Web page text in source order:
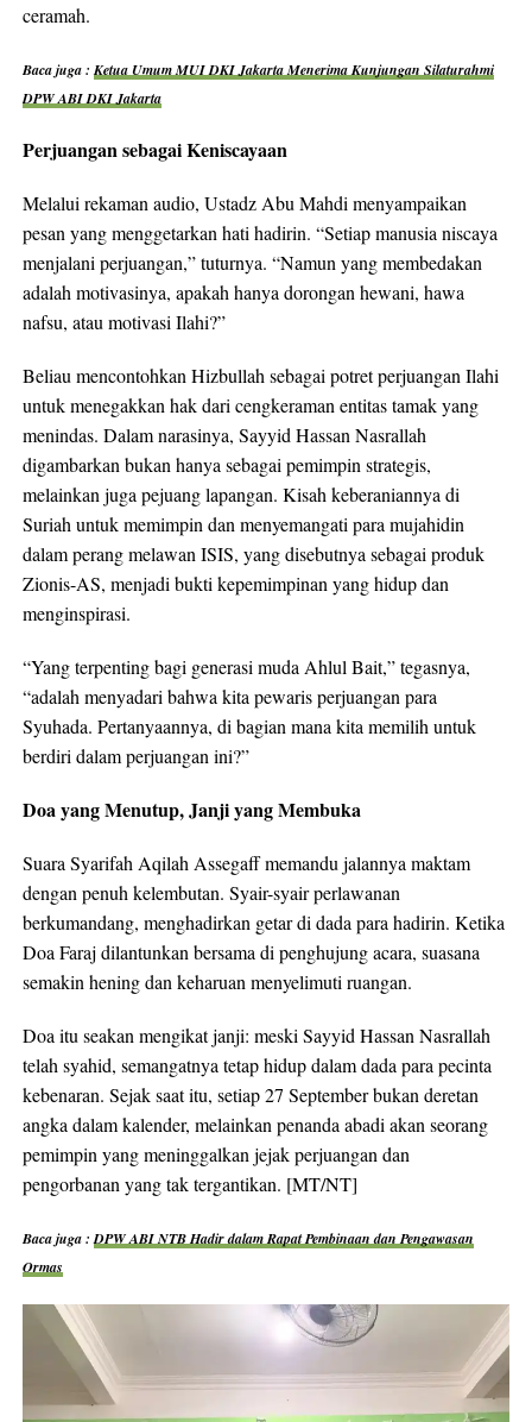
ceramah.
Baca juga : Ketua Umum MUI DKI Jakarta Menerima Kunjungan Silaturahmi
DPW ABI DKI Jakarta
Perjuangan sebagai Keniscayaan
Melalui rekaman audio, Ustadz Abu Mahdi menyampaikan
pesan yang menggetarkan hati hadirin. “Setiap manusia niscaya
menjalani perjuangan,” tuturnya. “Namun yang membedakan
adalah motivasinya, apakah hanya dorongan hewani, hawa
nafsu, atau motivasi Ilahi?”
Beliau mencontohkan Hizbullah sebagai potret perjuangan Ilahi
untuk menegakkan hak dari cengkeraman entitas tamak yang
menindas. Dalam narasinya, Sayyid Hassan Nasrallah
digambarkan bukan hanya sebagai pemimpin strategis,
melainkan juga pejuang lapangan. Kisah keberaniannya di
Suriah untuk memimpin dan menyemangati para mujahidin
dalam perang melawan ISIS, yang disebutnya sebagai produk
Zionis-AS, menjadi bukti kepemimpinan yang hidup dan
menginspirasi.
“Yang terpenting bagi generasi muda Ahlul Bait,” tegasnya,
“adalah menyadari bahwa kita pewaris perjuangan para
Syuhada. Pertanyaannya, di bagian mana kita memilih untuk
berdiri dalam perjuangan ini?”
Doa yang Menutup, Janji yang Membuka
Suara Syarifah Aqilah Assegaff memandu jalannya maktam
dengan penuh kelembutan. Syair-syair perlawanan
berkumandang, menghadirkan getar di dada para hadirin. Ketika
Doa Faraj dilantunkan bersama di penghujung acara, suasana
semakin hening dan keharuan menyelimuti ruangan.
Doa itu seakan mengikat janji: meski Sayyid Hassan Nasrallah
telah syahid, semangatnya tetap hidup dalam dada para pecinta
kebenaran. Sejak saat itu, setiap 27 September bukan deretan
angka dalam kalender, melainkan penanda abadi akan seorang
pemimpin yang meninggalkan jejak perjuangan dan
pengorbanan yang tak tergantikan. [MT/NT]
Baca juga :DPW ABI NTB Hadir dalam Rapat Pembinaan dan Pengawasan
Ormas